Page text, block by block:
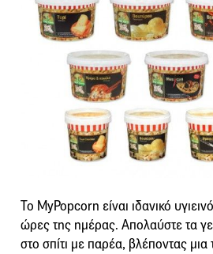
Το MyPopcorn είναι ιδανικό
ώρες της ημέρας. Απολαύστε τα
στο σπίτι με παρέα, βλέποντας μια